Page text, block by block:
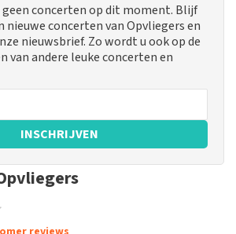
concerten op dit moment. Blijf
nieuwe concerten van Opvliegers en
nieuwsbrief. Zo wordt u ook op de
van andere leuke concerten en
INSCHRIJVEN